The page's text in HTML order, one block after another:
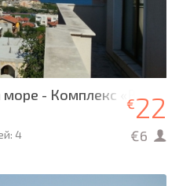
море - Комплекс «Вилла
4
€22
€6